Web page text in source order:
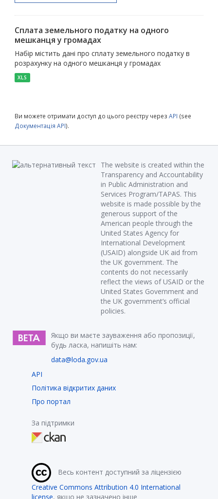
Сплата земельного податку на одного
мешканця у громадах
Набір містить дані про сплату земельного податку в
розрахунку на одного мешканця у громадах
XLS
Ви можете отримати доступ до цього реєстру через API (see
Документація API).
The website is created within the
Transparency and Accountability
in Public Administration and
Services Program/TAPAS. This
website is made possible by the
generous support of the
American people through the
United States Agency for
International Development
(USAID) alongside UK aid from
the UK government. The
contents do not necessarily
reflect the views of USAID or the
United States Government and
the UK government’s official
policies.
Якщо ви маєте зауваження або пропозиції,
будь ласка, напишіть нам:
data@loda.gov.ua
API
Політика відкритих даних
Про портал
За підтримки
Весь контент доступний за ліцензією
Creative Commons Attribution 4.0 International
license, якщо не зазначено інше